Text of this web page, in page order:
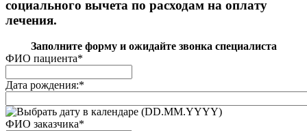
социального вычета по расходам на оплату
лечения.
Заполните форму и ожидайте звонка специалиста
ФИО пациента*
Дата рождения:*
(DD.MM.YYYY)
ФИО заказчика*